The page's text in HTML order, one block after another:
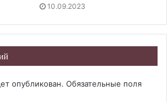
10.09.2023
опубликован. Обязательные поля